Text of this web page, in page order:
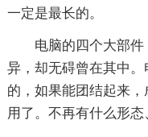
一定是最长的。
电脑的四个大部件
异，却无碍曾在其中
的，如果能团结起来
用了。不再有什么形态